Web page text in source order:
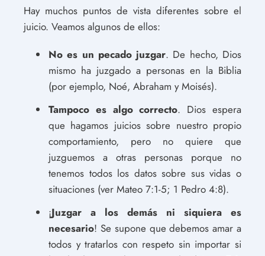
Hay muchos puntos de vista diferentes sobre el
juicio. Veamos algunos de ellos:
No es un pecado juzgar. De hecho, Dios
mismo ha juzgado a personas en la Biblia
(por ejemplo, Noé, Abraham y Moisés).
Tampoco es algo correcto. Dios espera
que hagamos juicios sobre nuestro propio
comportamiento, pero no quiere que
juzguemos a otras personas porque no
tenemos todos los datos sobre sus vidas o
situaciones (ver Mateo 7:1-5; 1 Pedro 4:8).
¡Juzgar a los demás ni siquiera es
necesario! Se supone que debemos amar a
todos y tratarlos con respeto sin importar si